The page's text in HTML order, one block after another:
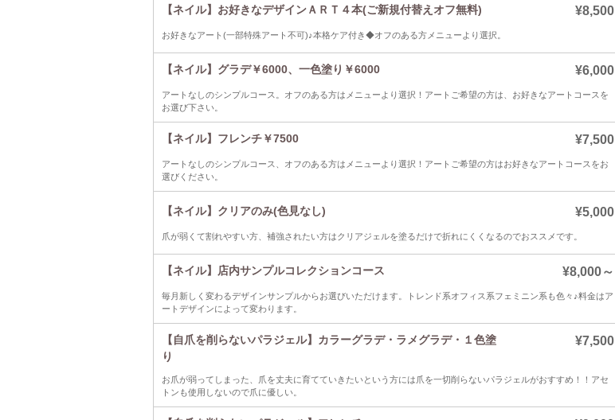
【ネイル】お好きなデザインＡＲＴ４本(ご新規付替えオフ無料) ¥8,500
お好きなアート(一部特殊アート不可)♪本格ケア付き◆オフのある方メニューより選択。
【ネイル】グラデ￥6000、一色塗り￥6000 ¥6,000
アートなしのシンプルコース。オフのある方はメニューより選択！アートご希望の方は、お好きなアートコースを
お選び下さい。
【ネイル】フレンチ￥7500 ¥7,500
アートなしのシンプルコース、オフのある方はメニューより選択！アートご希望の方はお好きなアートコースをお
選びください。
【ネイル】クリアのみ(色見なし) ¥5,000
爪が弱くて割れやすい方、補強されたい方はクリアジェルを塗るだけで折れにくくなるのでおススメです。
【ネイル】店内サンプルコレクションコース ¥8,000～
毎月新しく変わるデザインサンプルからお選びいただけます。トレンド系オフィス系フェミニン系も色々♪料金はア
ートデザインによって変わります。
【自爪を削らないパラジェル】カラーグラデ・ラメグラデ・１色塗
り
¥7,500
お爪が弱ってしまった、爪を丈夫に育てていきたいという方には爪を一切削らないパラジェルがおすすめ！！アセ
トンも使用しないので爪に優しい。